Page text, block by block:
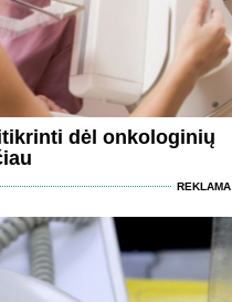
dėl onkologinių
REKLAMA